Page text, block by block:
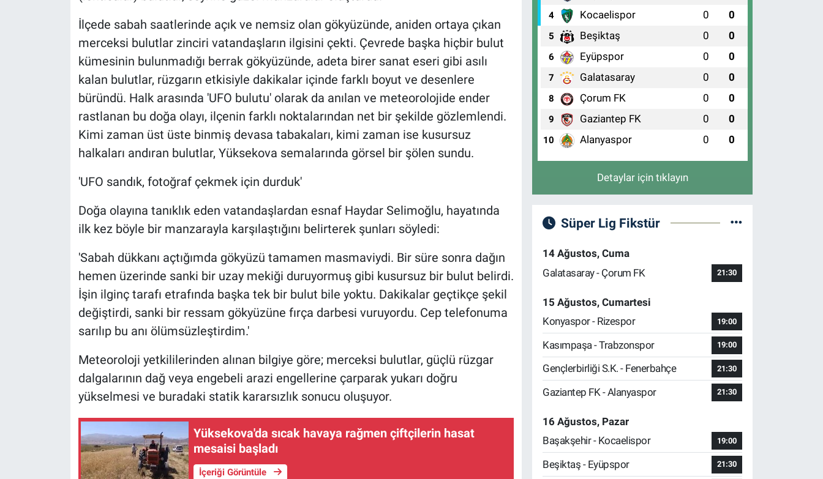
İlçede sabah saatlerinde açık ve nemsiz olan gökyüzünde, aniden ortaya çıkan
merceksi bulutlar zinciri vatandaşların ilgisini çekti. Çevrede başka hiçbir bulut
kümesinin bulunmadığı berrak gökyüzünde, adeta birer sanat eseri gibi asılı
kalan bulutlar, rüzgarın etkisiyle dakikalar içinde farklı boyut ve desenlere
büründü. Halk arasında 'UFO bulutu' olarak da anılan ve meteorolojide ender
rastlanan bu doğa olayı, ilçenin farklı noktalarından net bir şekilde gözlemlendi.
Kimi zaman üst üste binmiş devasa tabakaları, kimi zaman ise kusursuz
halkaları andıran bulutlar, Yüksekova semalarında görsel bir şölen sundu.
'UFO sandık, fotoğraf çekmek için durduk'
Doğa olayına tanıklık eden vatandaşlardan esnaf Haydar Selimoğlu, hayatında
ilk kez böyle bir manzarayla karşılaştığını belirterek şunları söyledi:
'Sabah dükkanı açtığımda gökyüzü tamamen masmaviydi. Bir süre sonra dağın
hemen üzerinde sanki bir uzay mekiği duruyormuş gibi kusursuz bir bulut belirdi.
İşin ilginç tarafı etrafında başka tek bir bulut bile yoktu. Dakikalar geçtikçe şekil
değiştirdi, sanki bir ressam gökyüzüne fırça darbesi vuruyordu. Cep telefonuma
sarılıp bu anı ölümsüzleştirdim.'
Meteoroloji yetkililerinden alınan bilgiye göre; merceksi bulutlar, güçlü rüzgar
dalgalarının dağ veya engebeli arazi engellerine çarparak yukarı doğru
yükselmesi ve buradaki statik kararsızlık sonucu oluşuyor.
Yüksekova'da sıcak havaya rağmen çiftçilerin hasat
mesaisi başladı
İçeriği Görüntüle
4 Kocaelispor 0 0
5 Beşiktaş 0 0
6 Eyüpspor 0 0
7 Galatasaray 0 0
8 Çorum FK 0 0
9 Gaziantep FK 0 0
10 Alanyaspor 0 0
Detaylar için tıklayın
Süper Lig Fikstür
14 Ağustos, Cuma
Galatasaray - Çorum FK
21:30
15 Ağustos, Cumartesi
Konyaspor - Rizespor
19:00
Kasımpaşa - Trabzonspor 19:00
Gençlerbirliği S.K. - Fenerbahçe 21:30
Gaziantep FK - Alanyaspor 21:30
16 Ağustos, Pazar
Başakşehir - Kocaelispor
19:00
Beşiktaş - Eyüpspor 21:30